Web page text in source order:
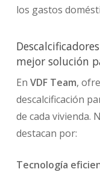
los gastos
mejor solución
En VDF Team,
descalcificación
de cada vivienda.
destacan por:
Tecnología